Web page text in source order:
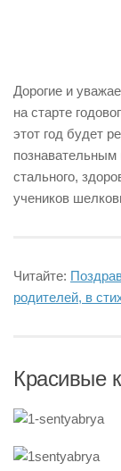
Дорогие и
на старте
этот год будет
стального,
учеников
Читайте:
родителей, в
Красивые